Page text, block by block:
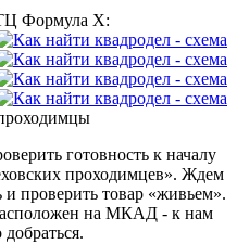
Формула Х:
готовность к началу
проходимцев». Ждем
и проверить товар «живьем».
на МКАД - к нам